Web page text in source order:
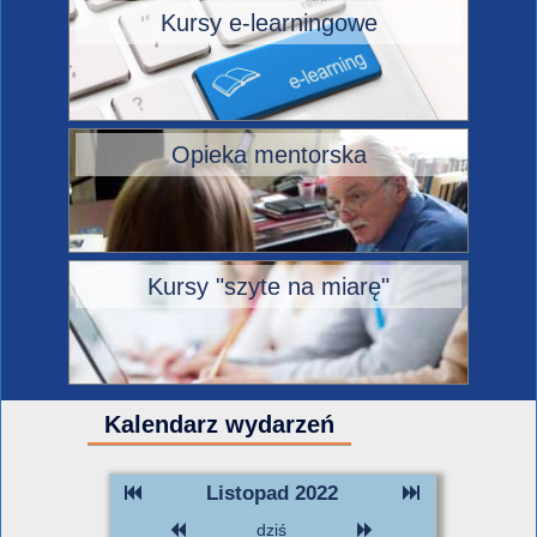
Kursy e-learningowe
Opieka mentorska
Kursy "szyte na miarę"
Kalendarz wydarzeń
Listopad 2022
dziś